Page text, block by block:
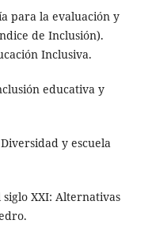
para la evaluación y
de Inclusión).
Inclusiva.
educativa y
y escuela
siglo XXI: Alternativas